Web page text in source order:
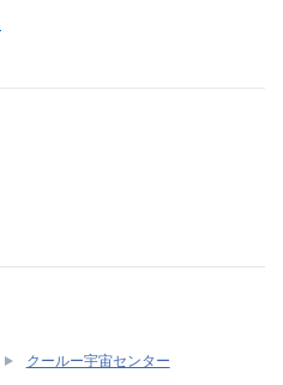
クールー宇宙センター